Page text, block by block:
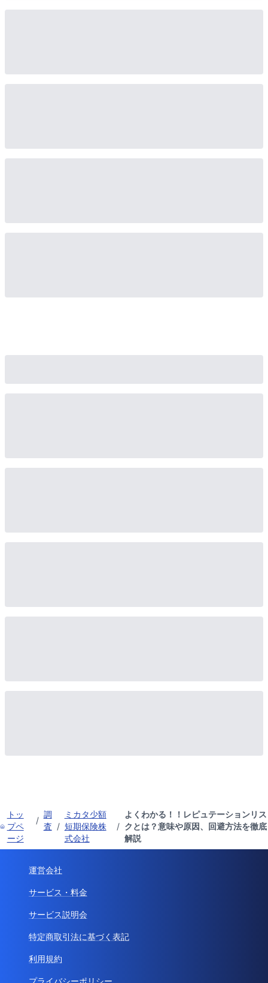
トッ
プペ
ージ
/
調
査 /
ミカタ少額
短期保険株
式会社
/
よくわかる！！レピュテーションリス
クとは？意味や原因、回避方法を徹底
解説
運営会社
サービス・料金
サービス説明会
特定商取引法に基づく表記
利用規約
プライバシーポリシー